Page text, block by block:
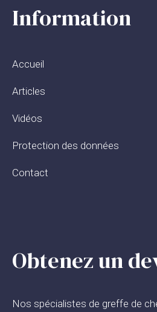
Information
Accueil
Articles
Vidéos
Protection des données
Contact
Obtenez un
Nos spécialistes de greffe de